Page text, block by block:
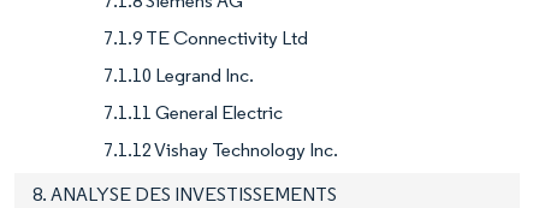
7.1.9 TE Connectivity Ltd
7.1.10 Legrand Inc.
7.1.11 General Electric
7.1.12 Vishay Technology Inc.
8. ANALYSE DES INVESTISSEMENTS